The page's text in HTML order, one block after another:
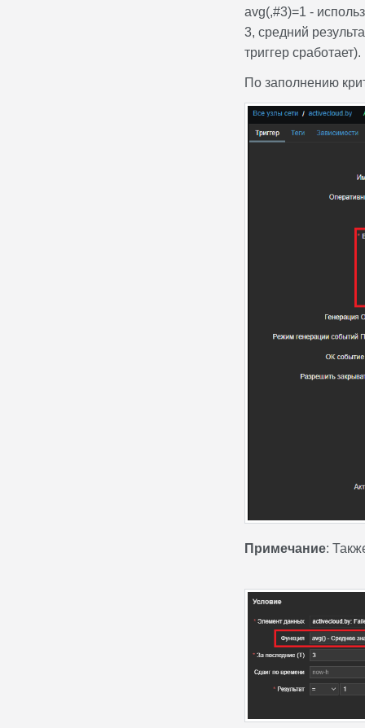
avg(,#3)=1 -
3, средний
триггер сработает).
По заполнению
Примечание: